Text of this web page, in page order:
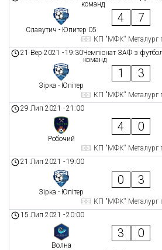
команд
Славутич - Юпитер 05
4 7
КП "МФК" Металург
Чемпіонат ЗАФ з
команд
21 Вер 2021 -19:30
Зірка - Юпітер
1 3
КП "МФК" Металург
29 Лип 2021 -21:00
Робочий
4 0
КП "МФК" Металург
21 Лип 2021 -19:00
Зірка - Юпітер
0 3
КП "МФК" Металург
15 Лип 2021 -20:00
Волна
3 0